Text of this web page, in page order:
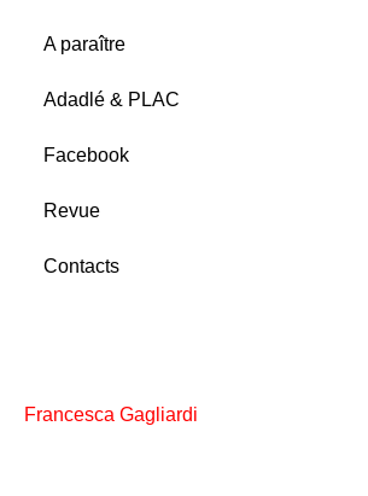
A paraître
Adadlé & PLAC
Facebook
Revue
Contacts
Francesca Gagliardi